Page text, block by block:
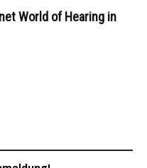
World of Hearing in